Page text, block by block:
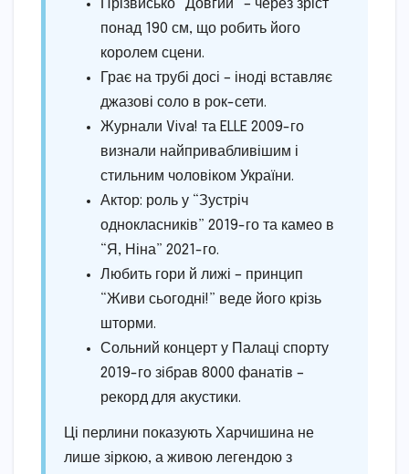
Прізвисько “Довгий” – через зріст
понад 190 см, що робить його
королем сцени.
Грає на трубі досі – іноді вставляє
джазові соло в рок-сети.
Журнали Viva! та ELLE 2009-го
визнали найпривабливішим і
стильним чоловіком України.
Актор: роль у “Зустріч
однокласників” 2019-го та камео в
“Я, Ніна” 2021-го.
Любить гори й лижі – принцип
“Живи сьогодні!” веде його крізь
шторми.
Сольний концерт у Палаці спорту
2019-го зібрав 8000 фанатів –
рекорд для акустики.
Ці перлини показують Харчишина не
лише зіркою, а живою легендою з